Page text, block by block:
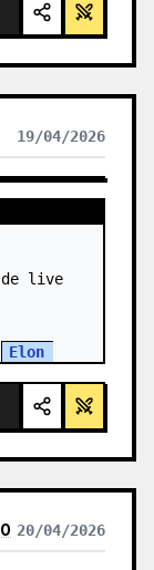
19/04/2026
live
Elon
20/04/2026